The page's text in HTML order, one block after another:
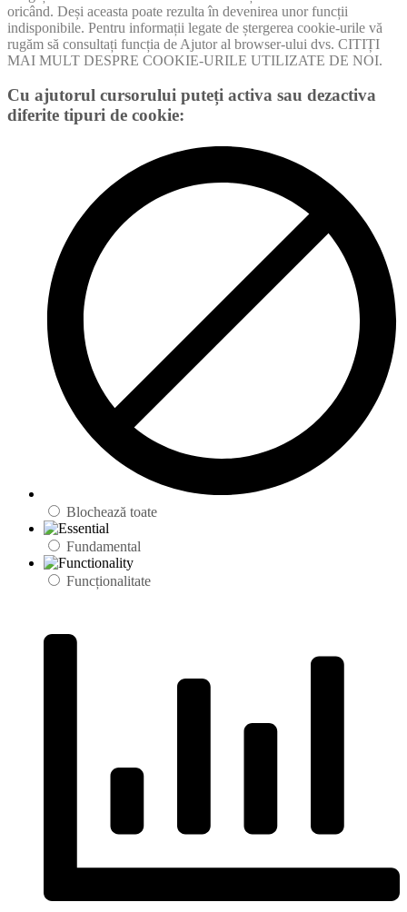
oricând. Deși aceasta poate rezulta în devenirea unor funcții
indisponibile. Pentru informații legate de ștergerea cookie-urile vă
rugăm să consultați funcția de Ajutor al browser-ului dvs. CITIȚI
MAI MULT DESPRE COOKIE-URILE UTILIZATE DE NOI.
Cu ajutorul cursorului puteți activa sau dezactiva
diferite tipuri de cookie:
Blochează toate
Fundamental
Funcționalitate